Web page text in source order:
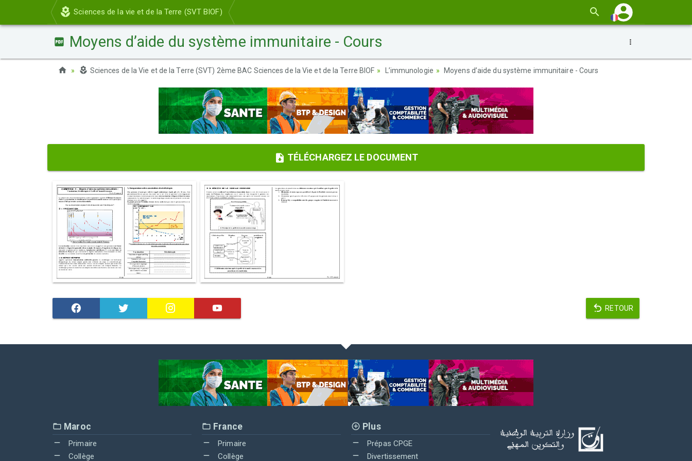
Sciences de la vie et de la Terre (SVT BIOF)
Moyens d’aide du système immunitaire - Cours
Sciences de la Vie et de la Terre (SVT) 2ème BAC Sciences de la Vie et de la Terre BIOF L’immunologie Moyens d’aide du système immunitaire - Cours
TÉLÉCHARGEZ LE DOCUMENT
RETOUR
Maroc
Primaire
Collège
France
Primaire
Collège
Plus
Prépas CPGE
Divertissement